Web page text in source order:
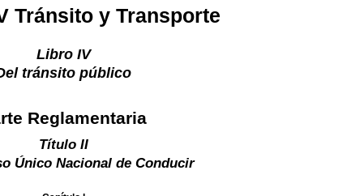
Tránsito y Transporte
Libro IV
tránsito público
Reglamentaria
Título II
Único Nacional de Conducir